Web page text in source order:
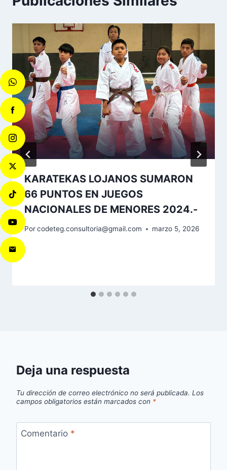
KARATEKAS LOJANOS SUMARON
66 PUNTOS EN JUEGOS
NACIONALES DE MENORES 2024.-
Porcodeteg.consultoria@gmail.com marzo 5, 2026
Deja una respuesta
Tu dirección de correo electrónico no será publicada. Los
campos obligatorios están marcados con *
Comentario *